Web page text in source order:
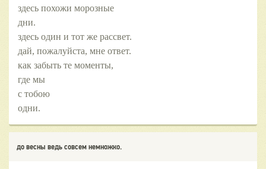
здесь похожи морозные
дни.
здесь один и тот же рассвет.
дай, пожалуйста, мне ответ.
как забыть те моменты,
где мы
с тобою
одни.
до весны ведь совсем немножко.